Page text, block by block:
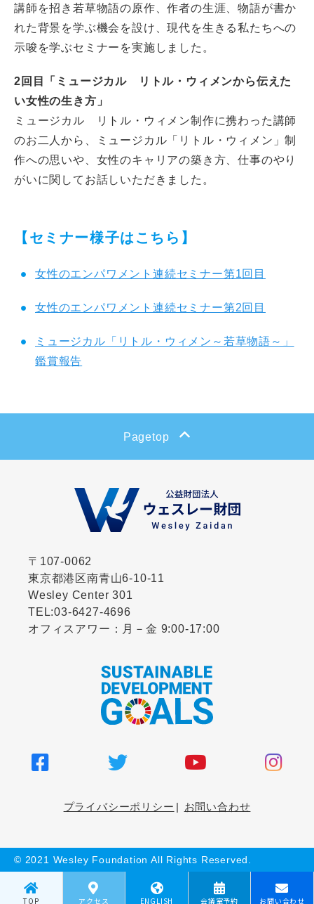
講師を招き若草物語の原作、作者の生涯、物語が書か
れた背景を学ぶ機会を設け、現代を生きる私たちへの
示唆を学ぶセミナーを実施しました。
2 回目「ミュージカル リトル・ウィメンから伝えた
い女性の生き方」
ミュージカル リトル・ウィメン制作に携わった講師
のお二人から、ミュージカル「リトル・ウィメン」制
作への思いや、女性のキャリアの築き方、仕事のやり
がいに関してお話しいただきました。
【セミナー様子はこちら】
女性のエンパワメント連続セミナー第1回目
女性のエンパワメント連続セミナー第2回目
ミュージカル「リトル・ウィメン～若草物語～」
鑑賞報告
Pagetop
〒107-0062
東京都港区南青山6-10-11
Wesley Center 301
TEL:03-6427-4696
オフィスアワー：月－金 9:00-17:00
プライバシーポリシー お問い合わせ
© 2021 Wesley Foundation All Rights Reserved.
TOP アクセス ENGLISH 会議室予約 お問い合わせ